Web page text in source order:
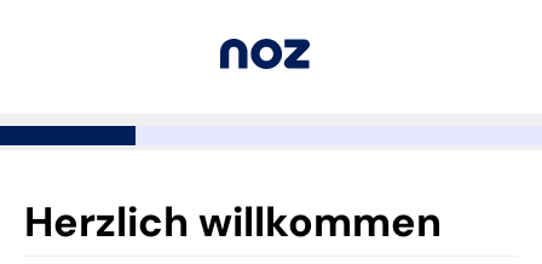
Herzlich willkommen